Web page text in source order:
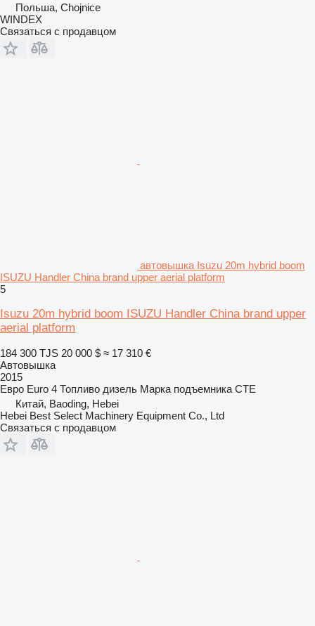
Польша, Chojnice
WINDEX
Связаться с продавцом
автовышка Isuzu 20m hybrid boom
ISUZU Handler China brand upper aerial platform
5
Isuzu 20m hybrid boom ISUZU Handler China brand upper
aerial platform
184 300 TJS 20 000 $ ≈ 17 310 €
Автовышка
2015
Евро Euro 4 Топливо дизель Марка подъемника CTE
Китай, Baoding, Hebei
Hebei Best Select Machinery Equipment Co., Ltd
Связаться с продавцом